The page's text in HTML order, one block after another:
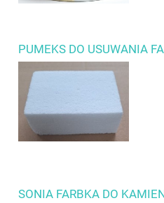
PUMEKS DO USUWANIA
SONIA FARBKA DO